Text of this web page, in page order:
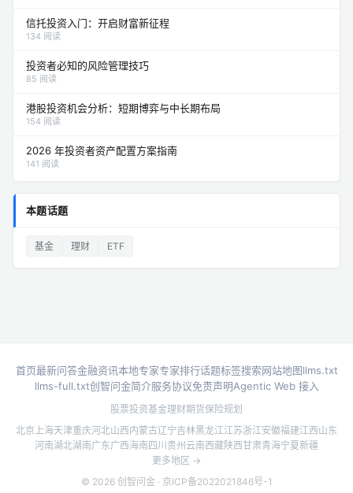
信托投资入门：开启财富新征程
134 阅读
投资者必知的风险管理技巧
85 阅读
港股投资机会分析：短期博弈与中长期布局
154 阅读
2026 年投资者资产配置方案指南
141 阅读
本题话题
基金 理财 ETF
首页最新问答金融资讯本地专家专家排行话题标签搜索网站地图llms.txt
llms-full.txt创智问金简介服务协议免责声明Agentic Web 接入
股票投资基金理财期货保险规划
北京 上海天津重庆河北山西内蒙古辽宁吉林黑龙江江苏浙江安徽福建江西山东
河南湖北湖南广东广西海南四川贵州云南西藏陕西甘肃青海宁夏新疆
更多地区 →
© 2026 创智问金 · 京ICP备2022021846号-1